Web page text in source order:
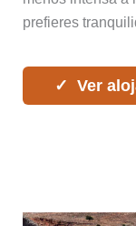
prefieres
Ver